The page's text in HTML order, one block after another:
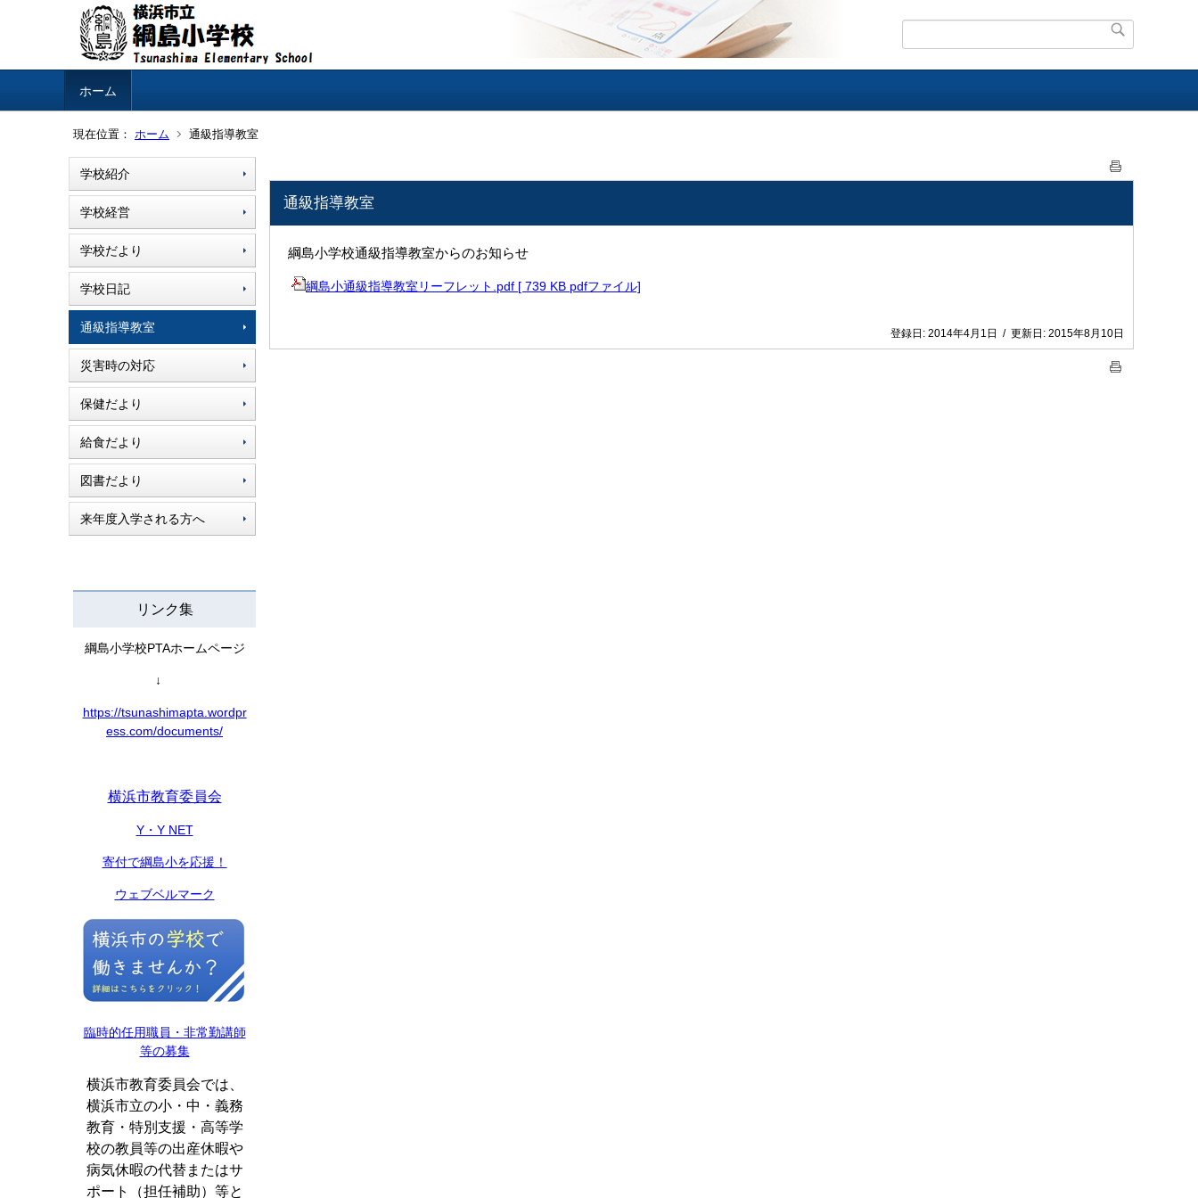
ホーム
現在位置： ホーム 通級指導教室
学校紹介
学校経営
学校だより
学校日記
通級指導教室
災害時の対応
保健だより
給食だより
図書だより
来年度入学される方へ
リンク集
綱島小学校PTAホームページ
↓
https://tsunashimapta.wordpr
ess.com/documents/
横浜市教育委員会
Y・Y NET
寄付で綱島小を応援！
ウェブベルマーク
臨時的任用職員・非常勤講師
等の募集
横浜市教育委員会では、
横浜市立の小・中・義務
教育・特別支援・高等学
校の教員等の出産休暇や
病気休暇の代替またはサ
ポート（担任補助）等と
通級指導教室
綱島小学校通級指導教室からのお知らせ
綱島小通級指導教室リーフレット.pdf [ 739 KB pdfファイル]
登録日: 2014年4月1日 / 更新日: 2015年8月10日